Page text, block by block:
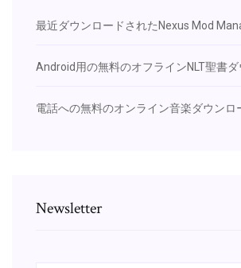
最近ダウンロードされたNexus Mod
Android用の無料のオフラインNLT聖書ダ
電話への無料のオンライン音楽ダウンロ
Newsletter